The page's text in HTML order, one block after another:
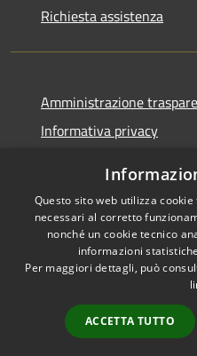
Richiesta assistenza
Amministrazione
Informativa privacy
Dichiarazione di
RSS
Questo sito web utilizza
necessari al corretto
nonché un cookie tecnico
informazioni
Per maggiori dettagli, può
ACCETTA TUTTO